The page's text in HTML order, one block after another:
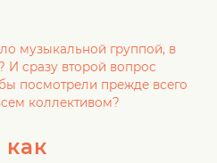
музыкальной группой, в
И сразу второй вопрос
посмотрели прежде всего
коллективом?
как